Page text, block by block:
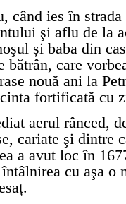
când ies în
şi aflu de la
și baba din
bătrân, care
nouă ani la
fortificată cu
aerul rânced,
cariate şi dintre
a avut loc în
cu aşa o